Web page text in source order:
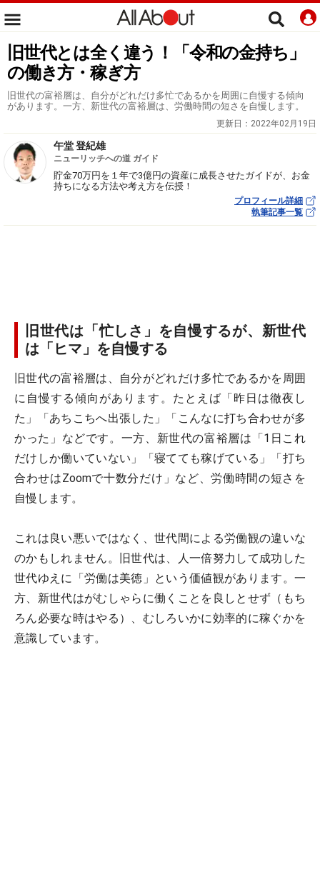
旧世代とは全く違う！「令和の金持ち」
の働き方・稼ぎ方
旧世代の富裕層は、自分がどれだけ多忙であるかを周囲に自慢する傾向
があります。一方、新世代の富裕層は、労働時間の短さを自慢します。
更新日： 2022年02月19日
午堂 登紀雄
ニューリッチへの道 ガイド
貯金70万円を１年で3億円の資産に成長させたガイドが、お金
持ちになる方法や考え方を伝授！
プロフィール詳細
執筆記事一覧
旧世代は「忙しさ」を自慢するが、新世代
は「ヒマ」を自慢する
旧世代の富裕層は、自分がどれだけ多忙であるかを周囲
に自慢する傾向があります。たとえば「昨日は徹夜し
た」「あちこちへ出張した」「こんなに打ち合わせが多
かった」などです。一方、新世代の富裕層は「1日これ
だけしか働いていない」「寝てても稼げている」「打ち
合わせはZoomで十数分だけ」など、労働時間の短さを
自慢します。
これは良い悪いではなく、世代間による労働観の違いな
のかもしれません。旧世代は、人一倍努力して成功した
世代ゆえに「労働は美徳」という価値観があります。一
方、新世代はがむしゃらに働くことを良しとせず（もち
ろん必要な時はやる）、むしろいかに効率的に稼ぐかを
意識しています。